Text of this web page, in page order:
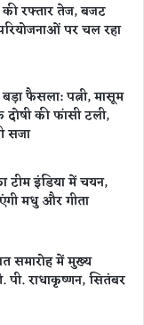
की रफ्तार तेज, बजट
पर चल रहा
फैसला: पत्नी, मासूम
की फांसी टली,
सजा
टीम इंडिया में चयन,
मधु और गीता
समारोह में मुख्य
पी. राधाकृष्णन, सितंबर